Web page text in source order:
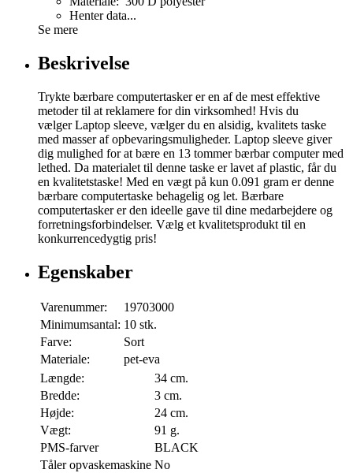
Henter data...
Se mere
Beskrivelse
Trykte bærbare computertasker er en af de mest effektive
metoder til at reklamere for din virksomhed! Hvis du
vælger Laptop sleeve, vælger du en alsidig, kvalitets taske
med masser af opbevaringsmuligheder. Laptop sleeve giver
dig mulighed for at bære en 13 tommer bærbar computer med
lethed. Da materialet til denne taske er lavet af plastic, får du
en kvalitetstaske! Med en vægt på kun 0.091 gram er denne
bærbare computertaske behagelig og let. Bærbare
computertasker er den ideelle gave til dine medarbejdere og
forretningsforbindelser. Vælg et kvalitetsprodukt til en
konkurrencedygtig pris!
Egenskaber
Varenummer:
19703000
Minimumsantal: 10 stk.
Farve:
Sort
Materiale:
pet-eva
Længde:
34 cm.
Bredde:
3 cm.
Højde:
24 cm.
Vægt:
91 g.
PMS-farver
BLACK
Tåler opvaskemaskine No